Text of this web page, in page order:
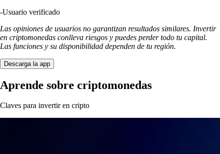
-Usuario verificado
Las opiniones de usuarios no garantizan resultados similares. Invertir
en criptomonedas conlleva riesgos y puedes perder todo tu capital.
Las funciones y su disponibilidad dependen de tu región.
Descarga la app
Aprende sobre criptomonedas
Claves para invertir en cripto